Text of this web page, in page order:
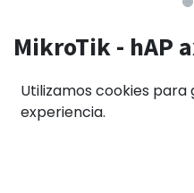
MikroTik - hAP
256MB, dóble
Utilizamos cookies
experiencia.